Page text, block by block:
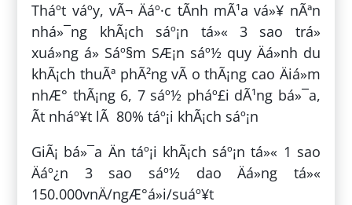
Tháº­t váº­y, vÃ¬ Äáº·c tÃ­nh mÃ¹a vá»¥ nÃªn
nhá»¯ng khÃ¡ch sáº¡n tá»« 3 sao trá»
xuá»ng á» Sáº§m SÆ¡n sáº½ quy Äá»nh du
khÃ¡ch thuÃª phÃ²ng vÃ o thÃ¡ng cao Äiá»m
nhÆ° thÃ¡ng 6, 7 sáº½ pháº£i dÃ¹ng bá»¯a,
Ã­t nháº¥t lÃ 80% táº¡i khÃ¡ch sáº¡n
GiÃ¡ bá»¯a Än táº¡i khÃ¡ch sáº¡n tá»« 1 sao
Äáº¿n 3 sao sáº½ dao Äá»ng tá»«
150.000vnÄ/ngÆ°á»i/suáº¥t